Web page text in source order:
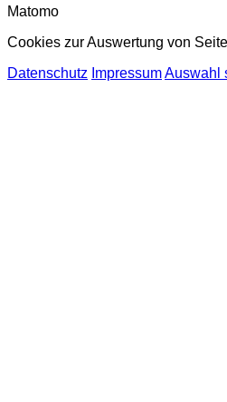
Matomo
Cookies zur Auswertung von
Datenschutz ImpressumAuswahl